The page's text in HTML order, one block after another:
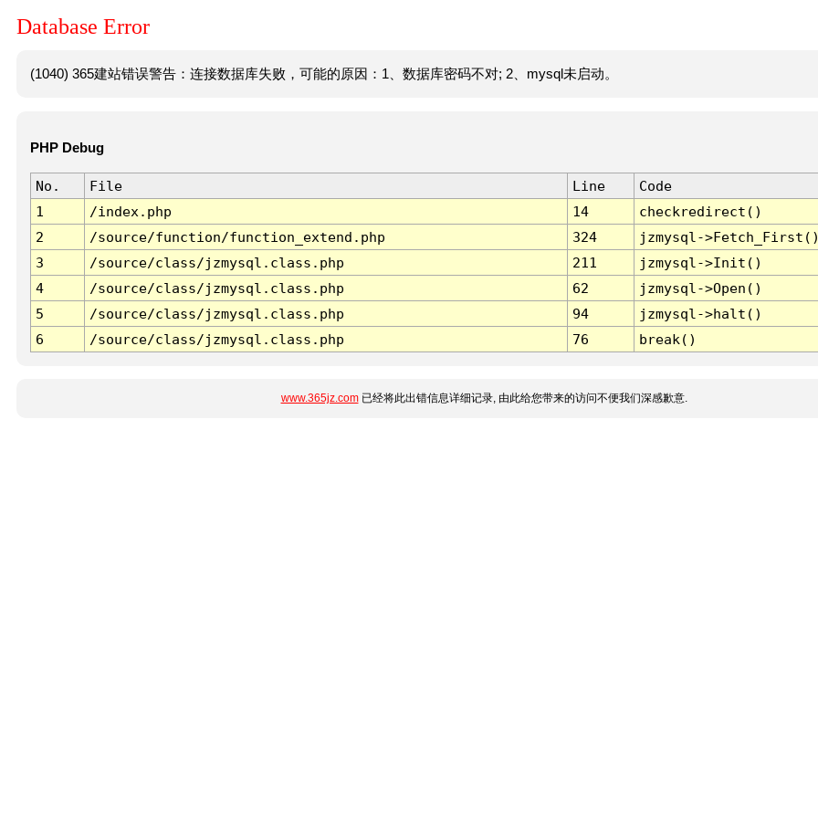
Database Error
(1040) 365建站错误警告：连接数据库失败，可能的原因：1、数据库密码不对; 2、mysql未启动。
PHP Debug
No. File Line
Code
1
/index.php 14
checkredirect()
2
/source/function/function_extend.php 324
jzmysql-
3
/source/class/jzmysql.class.php 211
jzmysql->Init()
4
/source/class/jzmysql.class.php 62
jzmysql->Open()
5
/source/class/jzmysql.class.php 94
jzmysql->halt()
6
/source/class/jzmysql.class.php 76 break()
www.365jz.com已经将此出错信息详细记录, 由此给您带来的访问不便我们深感歉意.